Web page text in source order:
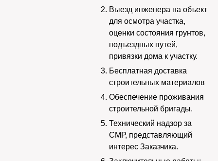
Выезд инженера на объект
для осмотра участка,
оценки состояния грунтов,
подъездных путей,
привязки дома к участку.
Бесплатная доставка
строительных материалов
Обеспечение проживания
строительной бригады.
Технический надзор за
СМР, представляющий
интерес Заказчика.